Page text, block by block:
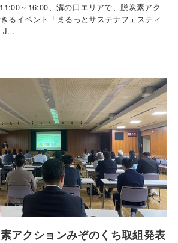
～16:00、溝の口エリアで、脱炭素アク
るイベント「まるっとサステナフェスティ
J…
アクションみぞのくち取組発表